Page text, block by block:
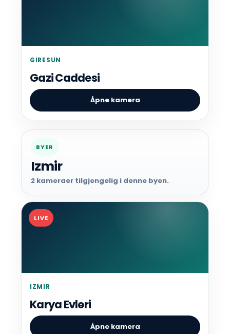
GIRESUN
Gazi Caddesi
Åpne kamera
BYER
Izmir
2 kameraer tilgjengelig i denne byen.
LIVE
IZMIR
Karya Evleri
Åpne kamera